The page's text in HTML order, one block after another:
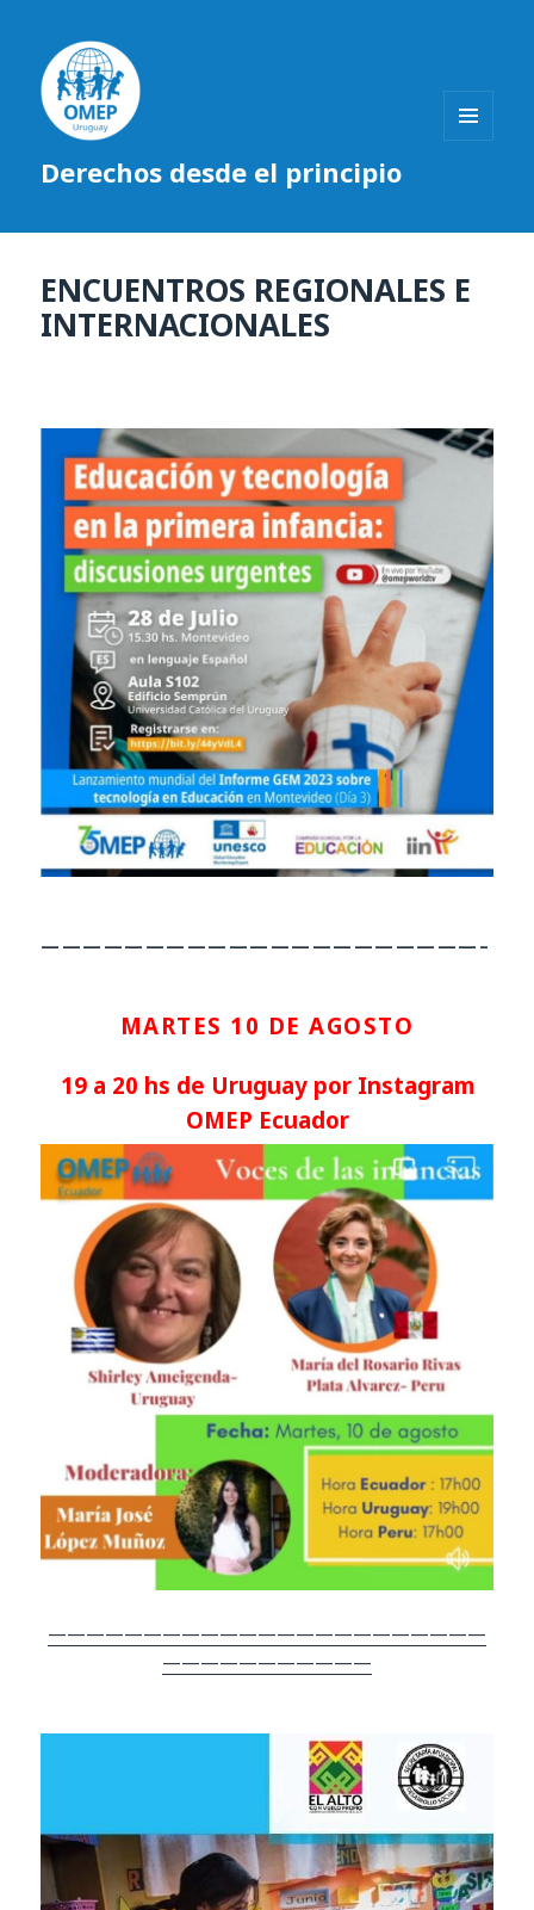
Derechos desde el principio
ENCUENTROS REGIONALES E
INTERNACIONALES
—————————————————————–
MARTES 10 DE AGOSTO
19 a 20 hs de Uruguay por Instagram
OMEP Ecuador
———————————————————————
———————————